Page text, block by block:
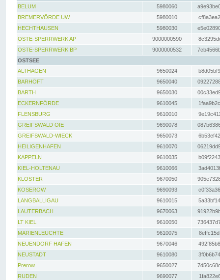
BELUM
5980060
BREMERVÖRDE UW
5980010
HECHTHAUSEN
5980030
OSTE-SPERRWERK AP
9000000590
OSTE-SPERRWERK BP
9000000532
OSTSEE
ALTHAGEN
9650024
BARHÖFT
9650040
BARTH
9650030
ECKERNFÖRDE
9610045
FLENSBURG
9610010
GREIFSWALD OIE
9690078
GREIFSWALD-WIECK
9650073
HEILIGENHAFEN
9610070
KAPPELN
9610035
KIEL-HOLTENAU
9610066
KLOSTER
9670050
KOSEROW
9690093
LANGBALLIGAU
9610015
LAUTERBACH
9670063
LT KIEL
9610050
MARIENLEUCHTE
9610075
NEUENDORF HAFEN
9670046
NEUSTADT
9610080
Prerow
9650027
RUDEN
9690077